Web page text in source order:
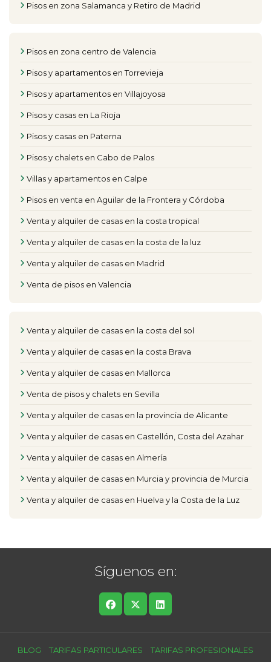
Pisos en zona Salamanca y Retiro de Madrid
Pisos en zona centro de Valencia
Pisos y apartamentos en Torrevieja
Pisos y apartamentos en Villajoyosa
Pisos y casas en La Rioja
Pisos y casas en Paterna
Pisos y chalets en Cabo de Palos
Villas y apartamentos en Calpe
Pisos en venta en Aguilar de la Frontera y Córdoba
Venta y alquiler de casas en la costa tropical
Venta y alquiler de casas en la costa de la luz
Venta y alquiler de casas en Madrid
Venta de pisos en Valencia
Venta y alquiler de casas en la costa del sol
Venta y alquiler de casas en la costa Brava
Venta y alquiler de casas en Mallorca
Venta de pisos y chalets en Sevilla
Venta y alquiler de casas en la provincia de Alicante
Venta y alquiler de casas en Castellón, Costa del Azahar
Venta y alquiler de casas en Almería
Venta y alquiler de casas en Murcia y provincia de Murcia
Venta y alquiler de casas en Huelva y la Costa de la Luz
Síguenos en:
BLOG TARIFAS PARTICULARES TARIFAS PROFESIONALES